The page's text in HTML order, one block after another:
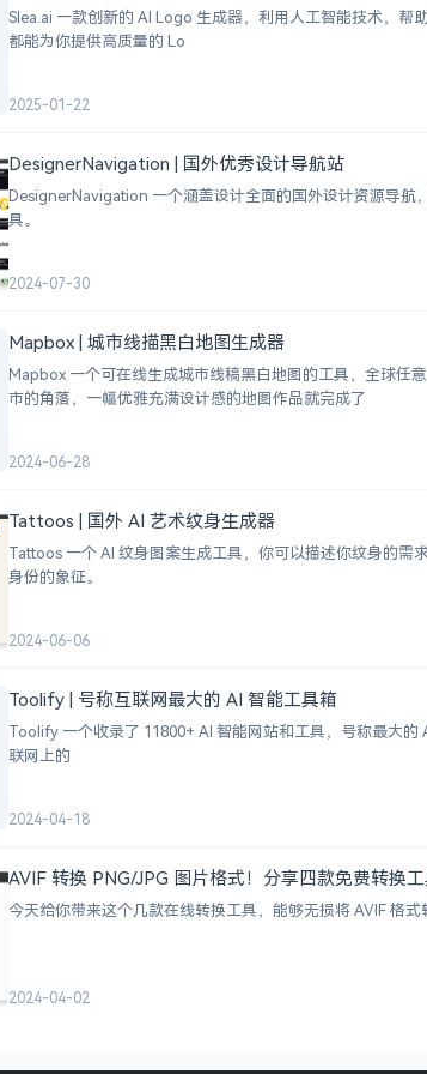
Slea.ai 一款创新的 AI Logo 生成器，利用人工智能技术，帮
都能为你提供高质量的 Lo
2025-01-22
DesignerNavigation | 国外优秀设计导航站
DesignerNavigation 一个涵盖设计全面的国外设计资源导航
具。
2024-07-30
Mapbox | 城市线描黑白地图生成器
Mapbox 一个可在线生成城市线稿黑白地图的工具，全球任
市的角落，一幅优雅充满设计感的地图作品就完成了
2024-06-28
Tattoos | 国外 AI 艺术纹身生成器
Tattoos 一个 AI 纹身图案生成工具，你可以描述你纹身的
身份的象征。
2024-06-06
Toolify | 号称互联网最大的 AI 智能工具箱
Toolify 一个收录了 11800+ AI 智能网站和工具，号称最大
联网上的
2024-04-18
AVIF 转换 PNG/JPG 图片格式！分享四款免费转换工
今天给你带来这个几款在线转换工具，能够无损将 AVIF 格
2024-04-02